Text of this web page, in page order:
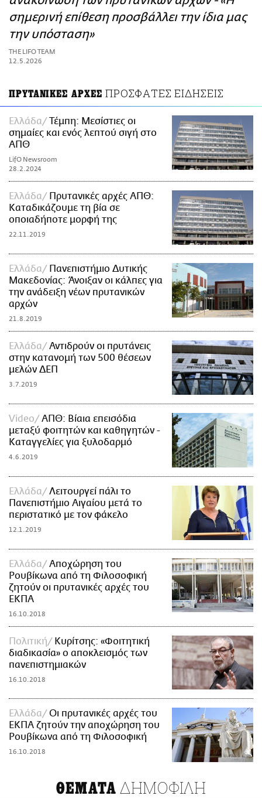
ΑΜΠΑ
PRINT
σημερινή επίθεση προσβάλλει την ίδια μας
την υπόσταση»
THE LIFO TEAM
12.5.2026
ΠΡΥΤΑΝΙΚΕΣ ΑΡΧΕΣ ΠΡΟΣΦΑΤΕΣ ΕΙΔΗΣΕΙΣ
Ελλάδα
Τέμπη: Μεσίστιες οι
σημαίες και ενός λεπτού σιγή στο
ΑΠΘ
LifO Newsroom
28.2.2024
Ελλάδα
Πρυτανικές αρχές ΑΠΘ:
Καταδικάζουμε τη βία σε
οποιαδήποτε μορφή της
22.11.2019
Ελλάδα
Πανεπιστήμιο Δυτικής
Μακεδονίας: Άνοιξαν οι κάλπες για
την ανάδειξη νέων πρυτανικών
αρχών
21.8.2019
Ελλάδα
Αντιδρούν οι πρυτάνεις
στην κατανομή των 500 θέσεων
μελών ΔΕΠ
3.7.2019
Video
ΑΠΘ: Βίαια επεισόδια
μεταξύ φοιτητών και καθηγητών -
Καταγγελίες για ξυλοδαρμό
4.6.2019
Ελλάδα
Λειτουργεί πάλι το
Πανεπιστήμιο Αιγαίου μετά το
περιστατικό με τον φάκελο
12.1.2019
Ελλάδα
Αποχώρηση του
Ρουβίκωνα από τη Φιλοσοφική
ζητούν οι πρυτανικές αρχές του
ΕΚΠΑ
16.10.2018
Πολιτική
Κυρίτσης: «Φοιτητική
διαδικασία» ο αποκλεισμός των
πανεπιστημιακών
16.10.2018
Ελλάδα
Οι πρυτανικές αρχές του
ΕΚΠΑ ζητούν την αποχώρηση του
Ρουβίκωνα από τη Φιλοσοφική
16.10.2018
ΘΕΜΑΤΑ ΔΗΜΟΦΙΛΗ